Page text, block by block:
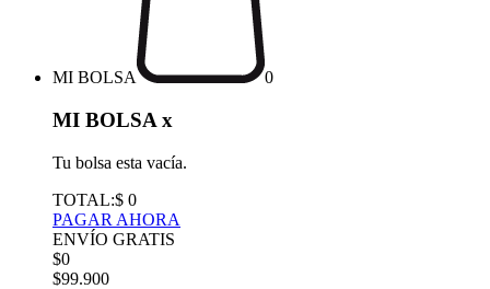
MI BOLSA 0
MI BOLSA x
Tu bolsa esta vacía.
TOTAL:$ 0
PAGAR AHORA
ENVÍO GRATIS
$0
$99.900